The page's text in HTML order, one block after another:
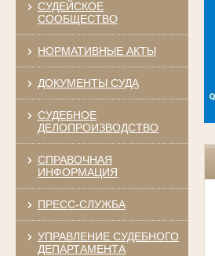
СУДЕЙСКОЕ
СООБЩЕСТВО
НОРМАТИВНЫЕ АКТЫ
ДОКУМЕНТЫ СУДА
СУДЕБНОЕ
ДЕЛОПРОИЗВОДСТВО
СПРАВОЧНАЯ
ИНФОРМАЦИЯ
ПРЕСС-СЛУЖБА
УПРАВЛЕНИЕ СУДЕБНОГО
ДЕПАРТАМЕНТА